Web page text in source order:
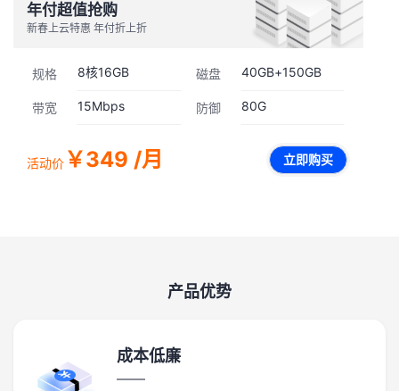
年付超值抢购
新春上云特惠 年付折上折
规格 8核16GB 磁盘 40GB+150GB
带宽 15Mbps 防御 80G
活动价 ￥349 /月 立即购买
产品优势
成本低廉